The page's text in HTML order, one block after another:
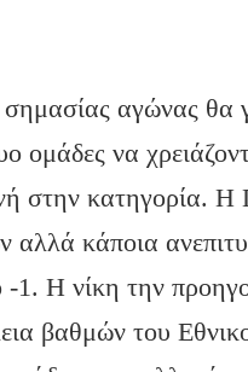
αγώνας θα
ομάδες να
στην κατηγορία. Η
κάποια
-1. Η νίκη την
βαθμών του